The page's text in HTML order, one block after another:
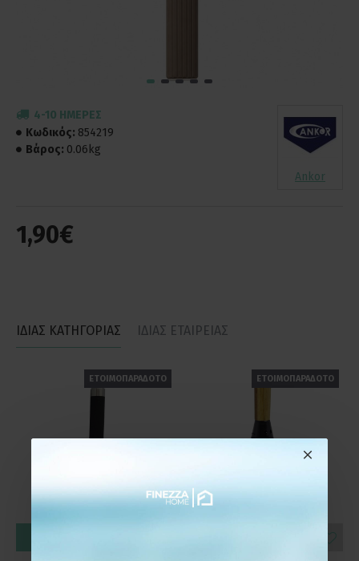
1,90€
4-10 ΗΜΈΡΕΣ
Κωδικός: 854219
Βάρος: 0.06kg
Ankor
ΙΔΙΑΣ ΚΑΤΗΓΟΡΙΑΣ ΙΔΙΑΣ ΕΤΑΙΡΕΙΑΣ
ΕΤΟΙΜΟΠΑΡΑΔΟΤΟ ΕΤΟΙΜΟΠΑΡΑΔΟΤΟ